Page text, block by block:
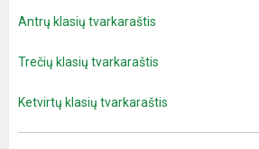
Antrų klasių tvarkaraštis
Trečių klasių tvarkaraštis
Ketvirtų klasių tvarkaraštis